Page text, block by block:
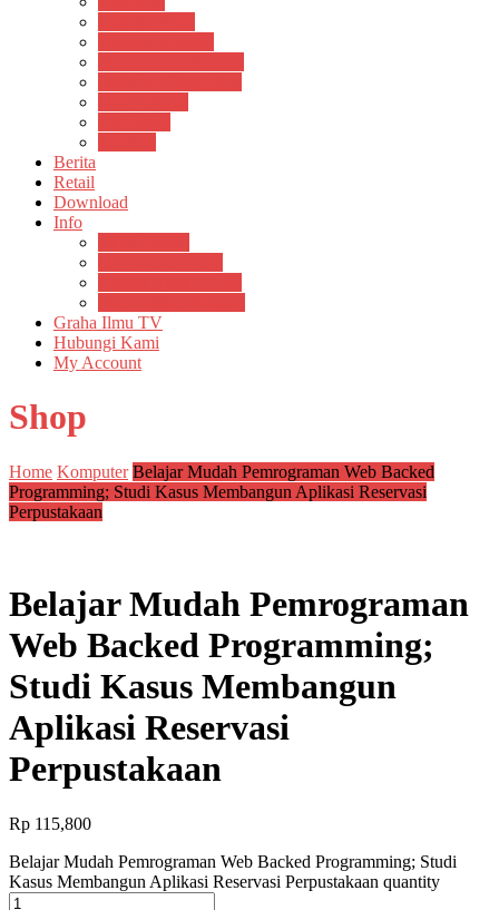
Berita
Retail
Download
Info
Graha Ilmu TV
Hubungi Kami
My Account
Shop
Home Komputer Belajar Mudah Pemrograman Web Backed
Programming; Studi Kasus Membangun Aplikasi Reservasi
Perpustakaan
Belajar Mudah Pemrograman
Web Backed Programming;
Studi Kasus Membangun
Aplikasi Reservasi
Perpustakaan
Rp 115,800
Belajar Mudah Pemrograman Web Backed Programming; Studi
Kasus Membangun Aplikasi Reservasi Perpustakaan quantity